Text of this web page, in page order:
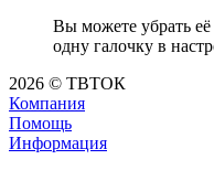
Вы можете убрать
одну галочку в
2026 © ТВТОК
Компания
Помощь
Информация